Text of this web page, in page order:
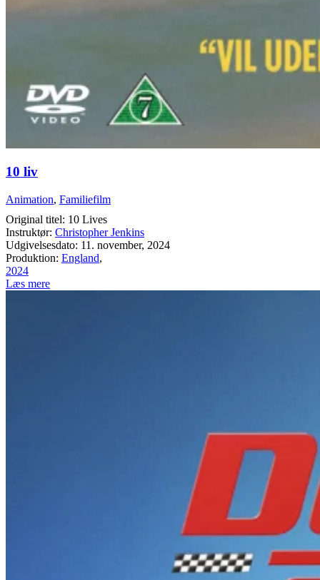
10 liv
Animation, Familiefilm
Original titel: 10 Lives
Instruktør: Christopher Jenkins
Udgivelsesdato: 11. november, 2024
Produktion: England,
2024
Læs mere